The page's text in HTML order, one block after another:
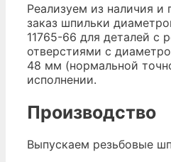
Реализуем из наличия и
заказ шпильки
11765-66 для деталей с
отверстиями с
48 мм (нормальной
исполнении.
Производство
Выпускаем резьбовые